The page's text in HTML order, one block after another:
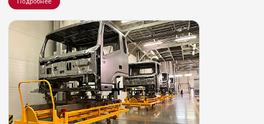
Подробнее